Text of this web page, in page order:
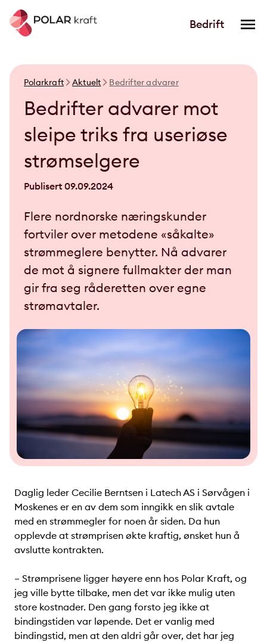
Bedrift
Polarkraft Aktuelt Bedrifter advarer
Bedrifter advarer mot
sleipe triks fra useriøse
strømselgere
Publisert 09.09.2024
Flere nordnorske næringskunder
fortviler over metodene «såkalte»
strømmeglere benytter. Nå advarer
de mot å signere fullmakter der man
gir fra seg råderetten over egne
strømavtaler.
Daglig leder Cecilie Berntsen i Latech AS i Sørvågen i
Moskenes er en av dem som inngikk en slik avtale
med en strømmegler for noen år siden. Da hun
opplevde at strømprisen økte kraftig, ønsket hun å
avslutte kontrakten.
– Strømprisene ligger høyere enn hos Polar Kraft, og
jeg ville bytte tilbake, men det var ikke mulig uten
store kostnader. Den gang forsto jeg ikke at
bindingstiden var løpende. Det er vanlig med
bindingstid, men at den aldri går over, det har jeg